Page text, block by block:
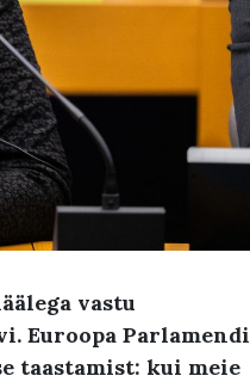
vastu
Euroopa Parlamendi
taastamist: kui meie